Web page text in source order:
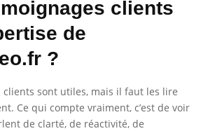
clients
de
?
clients sont utiles, mais il faut les lire
Ce qui compte vraiment, c’est de voir
de clarté, de réactivité, de